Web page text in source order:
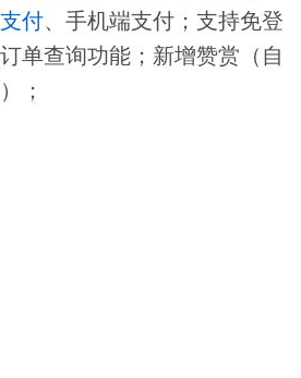
支付、手机端支付；支持免登
单查询功能；新增赞赏（自
；